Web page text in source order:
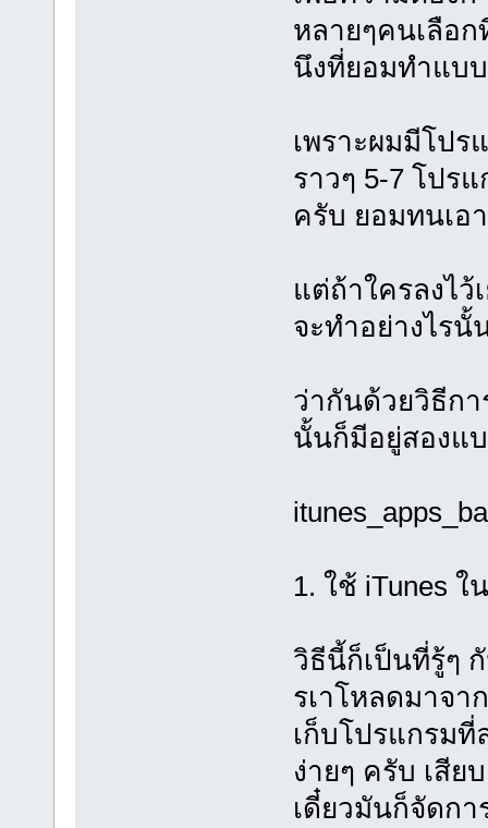
หลายๆคนเลือ
นึงที่ยอมทำแบ
เพราะผมมีโปร
ราวๆ 5-7 โปร
ครับ ยอมทนเอา
แต่ถ้าใครลงไ
จะทำอย่างไร
ว่ากันด้วยวิธีก
นั้นก็มีอยู่สองแ
1. ใช้ iTunes ใ
วิธีนี้ก็เป็นที่รู้ๆ
รเาโหลดมาจา
เก็บโปรแกรมที่
ง่ายๆ ครับ เสีย
เดี๋ยวมันก็จัดกา